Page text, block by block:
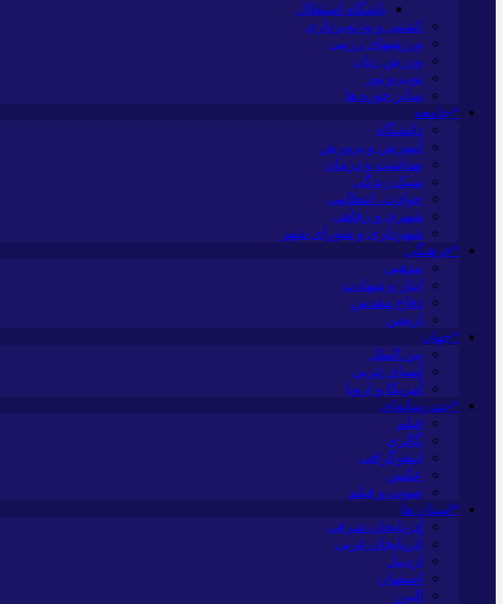
باشگاه استقلال
کشتی و وزنه‌برداری
ورزشهای رزمی
ورزش زنان
توپ و تور
سایر حوزه ها
*جامعه
دانشگاه
آموزش و پرورش
بهداشت و درمان
سبک زندگی
حوادث، انتظامی
شهری و رفاهی
شهرداری و شورای شهر
*فرهنگی
مذهبی
ایثار و شهادت
دفاع مقدس
اربعین
*جهان
بین الملل
آسیای غربی
آمریکا و اروپا
*چندرسانه‌ای
فیلم
گالری
اینفوگرافی
عکس
صوت و فیلم
*استان ها
آذربایجان شرقی
آذربایجان غربی
اردبیل
اصفهان
البرز